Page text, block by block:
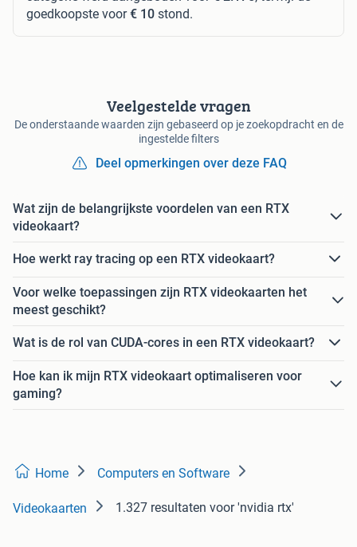
goedkoopste voor€ 10 stond.
Veelgestelde vragen
De onderstaande waarden zijn gebaseerd op je zoekopdracht en de
ingestelde filters
Deel opmerkingen over deze FAQ
Wat zijn de belangrijkste voordelen van een RTX
videokaart?
Hoe werkt ray tracing op een RTX videokaart?
Voor welke toepassingen zijn RTX videokaarten het
meest geschikt?
Wat is de rol van CUDA-cores in een RTX videokaart?
Hoe kan ik mijn RTX videokaart optimaliseren voor
gaming?
Home Computers en Software
Videokaarten 1.327 resultaten voor 'nvidia rtx'